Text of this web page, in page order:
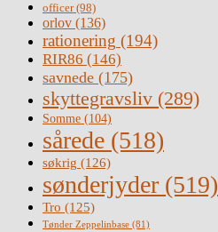
officer(98)
orlov (136)
rationering (194)
RIR86 (146)
savnede (175)
skyttegravsliv (289)
Somme (104)
sårede (518)
søkrig (126)
sønderjyder (519)
Tro (125)
Tønder Zeppelinbase (81)